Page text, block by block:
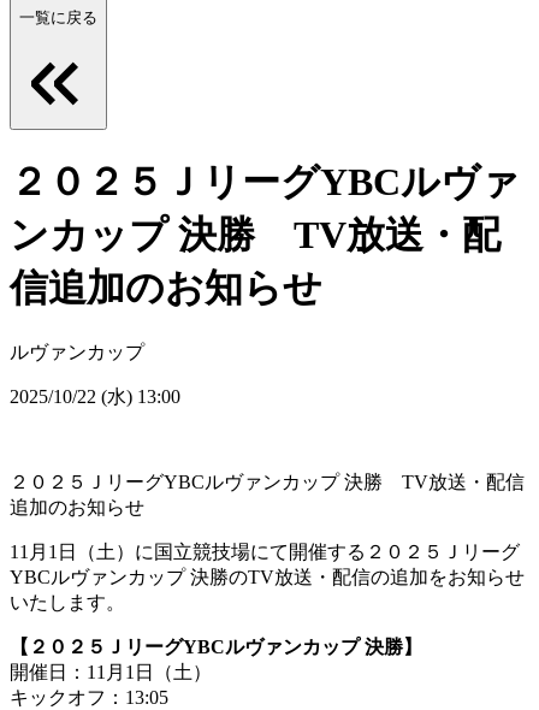
一覧に戻る
２０２５ＪリーグYBCルヴァ
ンカップ 決勝 TV放送・配
信追加のお知らせ
ルヴァンカップ
2025/10/22 (水) 13:00
２０２５ＪリーグYBCルヴァンカップ 決勝 TV放送・配信
追加のお知らせ
11月1日（土）に国立競技場にて開催する２０２５Ｊリーグ
YBCルヴァンカップ 決勝のTV放送・配信の追加をお知らせ
いたします。
【２０２５ＪリーグYBCルヴァンカップ 決勝】
開催日：11月1日（土）
キックオフ：13:05